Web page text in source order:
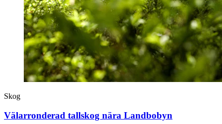
Skog
Välarronderad tallskog nära Landbobyn